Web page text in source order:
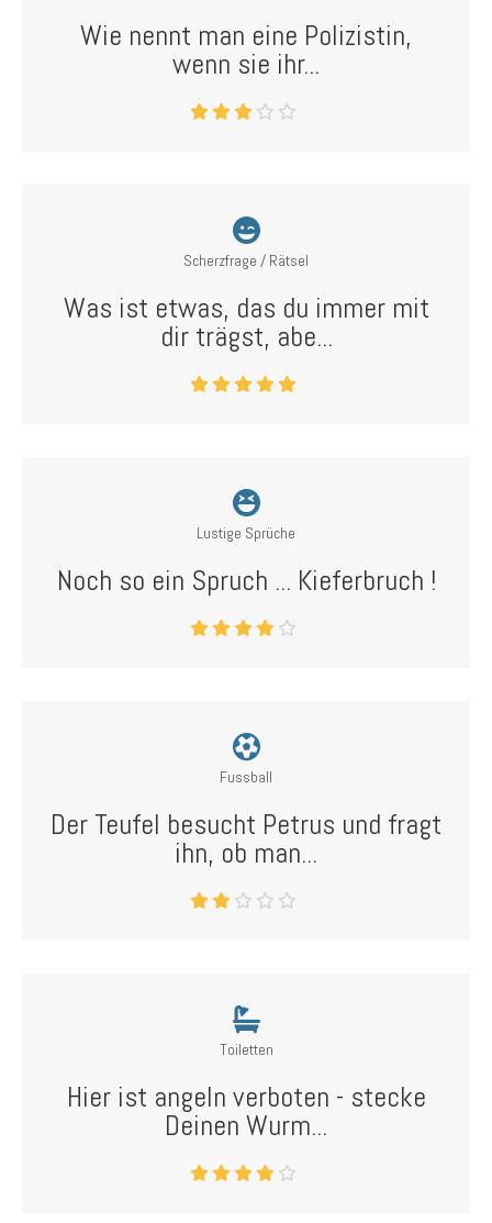
Wie nennt man eine Polizistin,
wenn sie ihr...
Scherzfrage / Rätsel
Was ist etwas, das du immer mit
dir trägst, abe...
Lustige Sprüche
Noch so ein Spruch ... Kieferbruch !
Fussball
Der Teufel besucht Petrus und fragt
ihn, ob man...
Toiletten
Hier ist angeln verboten - stecke
Deinen Wurm...